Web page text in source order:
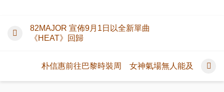
82MAJOR 宣佈9月1日以全新單曲
《HEAT》回歸
朴信惠前往巴黎時裝周 女神氣場無人能及